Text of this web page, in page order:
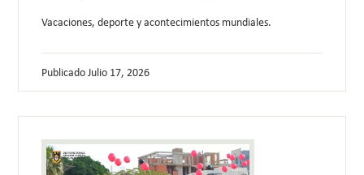
Vacaciones, deporte y acontecimientos mundiales.
PublicadoJulio 17, 2026